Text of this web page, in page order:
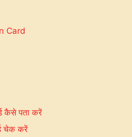
Card
कैसे पता करें
चेक करें